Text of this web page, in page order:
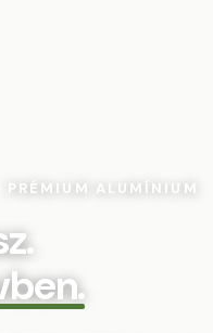
PRÉMIUM ALUMÍNIUM